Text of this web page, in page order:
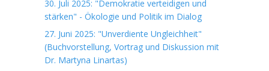
30. Juli 2025: "Demokratie verteidigen und
stärken" - Ökologie und Politik im Dialog
27. Juni 2025: "Unverdiente Ungleichheit"
(Buchvorstellung, Vortrag und Diskussion mit
Dr. Martyna Linartas)